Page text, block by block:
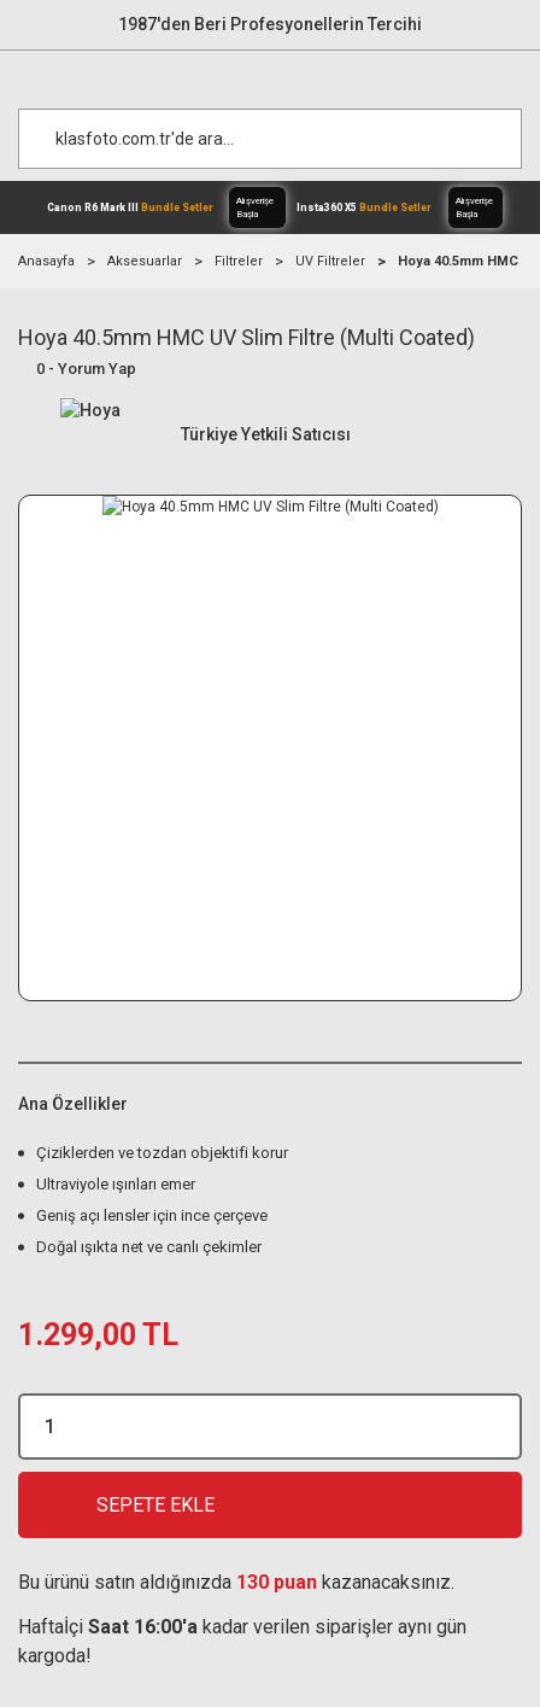
1987'den Beri Profesyonellerin Tercihi
Canon R6 Mark III Bundle Setler
Alışverişe
Anasayfa Aksesuarlar Filtreler UV Filtreler Hoya 40.5mm HMC
Hoya 40.5mm HMC UV Slim Filtre (Multi Coated)
0 - Yorum Yap
Türkiye Yetkili Satıcısı
Ana Özellikler
Çiziklerden ve tozdan objektifi korur
Ultraviyole ışınları emer
Geniş açı lensler için ince çerçeve
Doğal ışıkta net ve canlı çekimler
1.299,00 TL
SEPETE EKLE
Bu ürünü satın aldığınızda 130 puan kazanacaksınız.
Haftaİçi Saat 16:00'a kadar verilen siparişler aynı gün
kargoda!